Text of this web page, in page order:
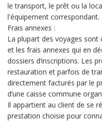
le transport, le prêt ou la
l'équipement correspondant.
Frais annexes :
La plupart des voyages
et les frais annexes qui en
dossiers d’inscriptions. Les
restauration et parfois de
directement facturés par le
d’une caisse commune
Il appartient au client de se
prestation choisie pour